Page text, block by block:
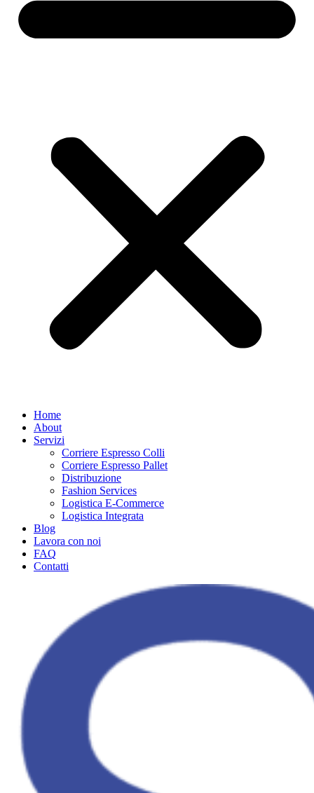
Home
About
Servizi
Corriere Espresso Colli
Corriere Espresso Pallet
Distribuzione
Fashion Services
Logistica E-Commerce
Logistica Integrata
Blog
Lavora con noi
FAQ
Contatti